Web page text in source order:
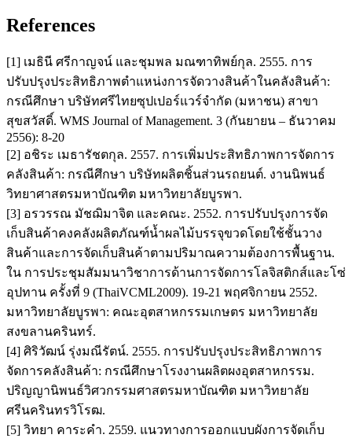
References
[1] เมธินี ศรีกาญจน์ และชุมพล มณฑาทิพย์กุล. 2555. การ
ปรับปรุงประสิทธิภาพตำแหน่งการจัดวางสินค้าในคลังสินค้า:
กรณีศึกษา บริษัทศรีไทยซุปเปอร์แวร์จำกัด (มหาชน) สาขา
สุขสวัสดิ์. WMS Journal of Management. 3 (กันยายน – ธันวาคม
2556): 8-20
[2] อชิระ เมธารัชตกุล. 2557. การเพิ่มประสิทธิภาพการจัดการ
คลังสินค้า: กรณีศึกษา บริษัทผลิตชิ้นส่วนรถยนต์. งานนิพนธ์
วิทยาศาสตรมหาบัณฑิต มหาวิทยาลัยบูรพา.
[3] อรวรรณ มัชฌิมาจิต และคณะ. 2552. การปรับปรุงการจัด
เก็บสินค้าคงคลังผลิตภัณฑ์น้ำผลไม้บรรจุขวดโดยใช้ชั้นวาง
สินค้าและการจัดเก็บสินค้าตามปริมาณความต้องการพื้นฐาน.
ใน การประชุมสัมมนาวิชาการด้านการจัดการโลจิสติกส์และโซ่
อุปทาน ครั้งที่ 9 (ThaiVCML2009). 19-21 พฤศจิกายน 2552.
มหาวิทยาลัยบูรพา: คณะอุตสาหกรรมเกษตร มหาวิทยาลัย
สงขลานครินทร์.
[4] ศิริวัฒน์ รุ่งมณีรัตน์. 2555. การปรับปรุงประสิทธิภาพการ
จัดการคลังสินค้า: กรณีศึกษาโรงงานผลิตผงอุตสาหกรรม.
ปริญญานิพนธ์วิศวกรรมศาสตรมหาบัณฑิต มหาวิทยาลัย
ศรีนครินทรวิโรฒ.
[5] วิทยา คาระคำ. 2559. แนวทางการออกแบบผังการจัดเก็บ